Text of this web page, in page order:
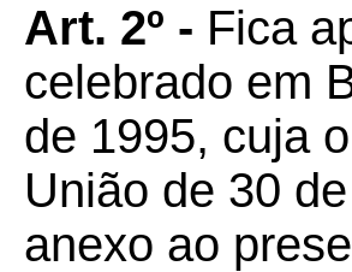
Art. 2º - Fica
celebrado em
de 1995, cuja
União de 30
anexo ao